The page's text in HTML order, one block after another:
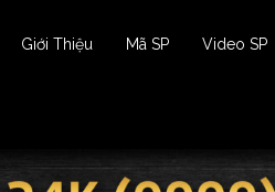
Giới Thiệu Mã SP Video SP